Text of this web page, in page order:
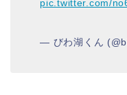
pic.twitter.com/
— びわ湖くん